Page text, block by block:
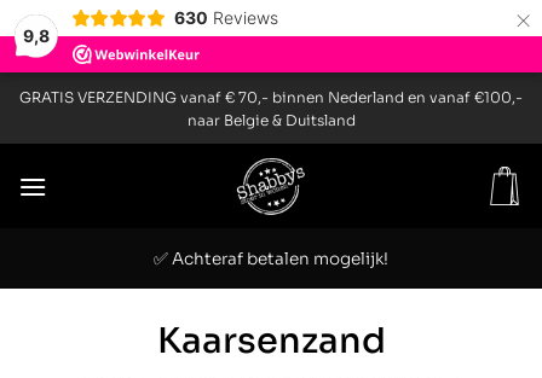
9,8
630 Reviews ×
Ga
inhoud
GRATIS VERZENDING vanaf € 70,- binnen Nederland en vanaf €100,-
naar Belgie & Duitsland
✅ Achteraf betalen mogelijk!
Kaarsenzand